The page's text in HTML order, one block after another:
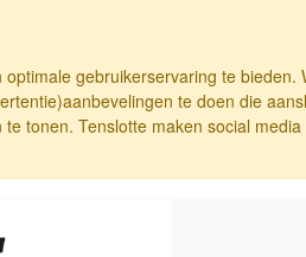
gebruikerservaring te
te doen die
tonen. Tenslotte maken social